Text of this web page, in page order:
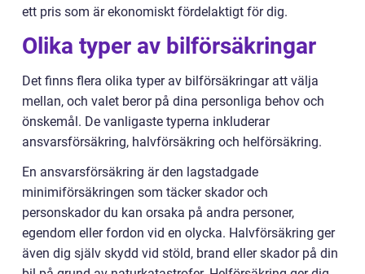
ett pris som är ekonomiskt fördelaktigt för dig.
Olika typer av bilförsäkringar
Det finns flera olika typer av bilförsäkringar att välja
mellan, och valet beror på dina personliga behov och
önskemål. De vanligaste typerna inkluderar
ansvarsförsäkring, halvförsäkring och helförsäkring.
En ansvarsförsäkring är den lagstadgade
minimiförsäkringen som täcker skador och
personskador du kan orsaka på andra personer,
egendom eller fordon vid en olycka. Halvförsäkring ger
även dig själv skydd vid stöld, brand eller skador på din